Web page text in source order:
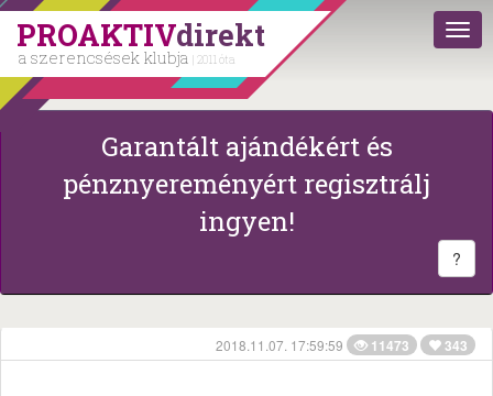
PROAKTIVdirekt
a szerencsések klubja | 2011 óta
Garantált ajándékért és
pénznyereményért regisztrálj
ingyen!
?
2018.11.07. 17:59:59 11473 343